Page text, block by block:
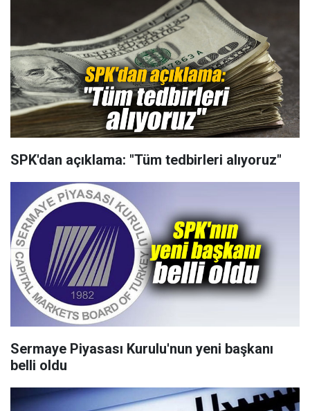
SPK'dan açıklama: "Tüm tedbirleri alıyoruz"
Sermaye Piyasası Kurulu'nun yeni başkanı
belli oldu